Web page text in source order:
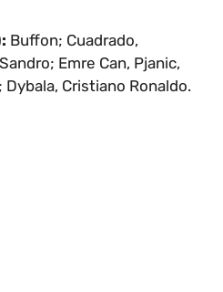
Buffon; Cuadrado,
Emre Can, Pjanic,
Cristiano Ronaldo.